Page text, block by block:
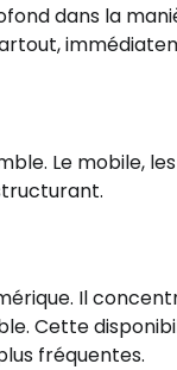
dans la
Le mobile,
Il
Cette
fréquentes.